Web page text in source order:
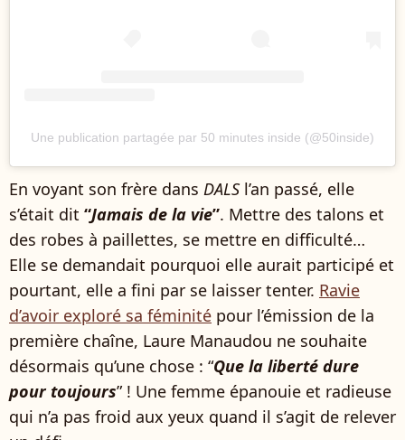
Une publication partagée par 50 minutes inside (@50inside)
En voyant son frère dans DALSl’an passé, elle
s’était dit “Jamais de la vie”. Mettre des talons et
des robes à paillettes, se mettre en difficulté…
Elle se demandait pourquoi elle aurait participé et
pourtant, elle a fini par se laisser tenter. Ravie
d’avoir exploré sa féminité pour l’émission de la
première chaîne, Laure Manaudou ne souhaite
désormais qu’une chose : “Que la liberté dure
pour toujours” ! Une femme épanouie et radieuse
qui n’a pas froid aux yeux quand il s’agit de relever